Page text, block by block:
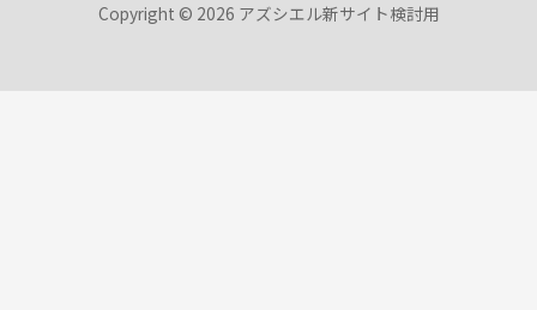
Copyright © 2026 アズシエル新サイト検討用